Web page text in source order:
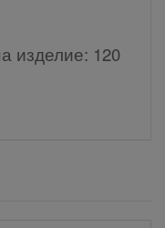
изделие: 120